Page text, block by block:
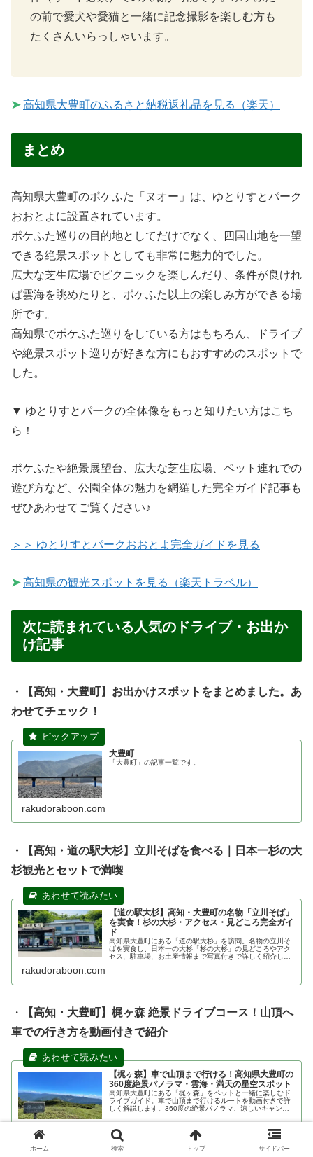
の前で愛犬や愛猫と一緒に記念撮影を楽しむ方も
たくさんいらっしゃいます。
➤ 高知県大豊町のふるさと納税返礼品を見る（楽天）
まとめ
高知県大豊町のポケふた「ヌオー」は、ゆとりすとパーク
おおとよに設置されています。
ポケふた巡りの目的地としてだけでなく、四国山地を一望
できる絶景スポットとしても非常に魅力的でした。
広大な芝生広場でピクニックを楽しんだり、条件が良けれ
ば雲海を眺めたりと、ポケふた以上の楽しみ方ができる場
所です。
高知県でポケふた巡りをしている方はもちろん、ドライブ
や絶景スポット巡りが好きな方にもおすすめのスポットで
した。
▼ ゆとりすとパークの全体像をもっと知りたい方はこち
ら！
ポケふたや絶景展望台、広大な芝生広場、ペット連れでの
遊び方など、公園全体の魅力を網羅した完全ガイド記事も
ぜひあわせてご覧ください♪
＞＞ ゆとりすとパークおおとよ完全ガイドを見る
➤ 高知県の観光スポットを見る（楽天トラベル）
次に読まれている人気のドライブ・お出か
け記事
・【高知・大豊町】お出かけスポットをまとめました。あ
わせてチェック！
大豊町
「大豊町」の記事一覧です。
rakudoraboon.com
・【高知・道の駅大杉】立川そばを食べる｜日本一杉の大
杉観光とセットで満喫
【道の駅大杉】高知・大豊町の名物「立川そば」
を実食！杉の大杉・アクセス・見どころ完全ガイ
ド
高知県大豊町にある「道の駅大杉」を訪問。名物の立川そ
ばを実食し、日本一の大杉「杉の大杉」の見どころやアク
セス、駐車場、お土産情報まで写真付きで詳しく紹介しま
rakudoraboon.com
・
【高知・大豊町】梶ヶ森 絶景ドライブコース！山頂へ
車での行き方を動画付きで紹介
【梶ヶ森】車で山頂まで行ける！高知県大豊町の
360度絶景パノラマ・雲海・満天の星空スポット
高知県大豊町にある「梶ヶ森」をペットと一緒に楽しむド
ライブガイド。車で山頂まで行けるルートを動画付きで詳
しく解説します。360度の絶景パノラマ、涼しいキャンプ
魅力を余すことなく紹介！
rakudoraboon.com
ホーム 検索 トップ サイドバー